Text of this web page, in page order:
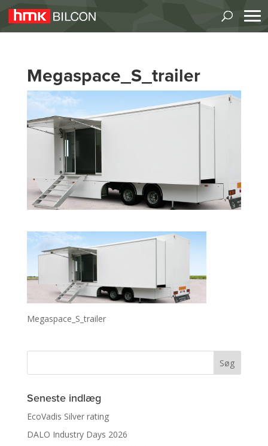
Megaspace_S_trailer
Megaspace_S_trailer
Seneste indlæg
EcoVadis Silver rating
DALO Industry Days 2026